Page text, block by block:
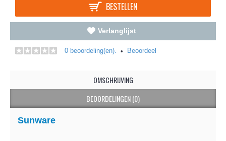
BESTELLEN
Verlanglijst
0 beoordeling(en). • Beoordeel
OMSCHRIJVING
BEOORDELINGEN (0)
Sunware